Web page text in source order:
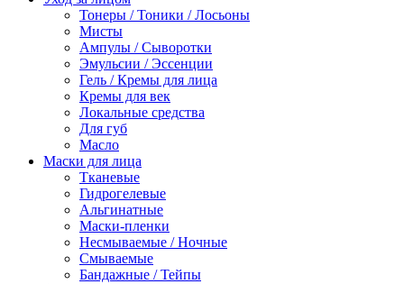
Тонеры / Тоники / Лосьоны
Мисты
Ампулы / Сыворотки
Эмульсии / Эссенции
Гель / Кремы для лица
Кремы для век
Локальные средства
Для губ
Масло
Маски для лица
Тканевые
Гидрогелевые
Альгинатные
Маски-пленки
Несмываемые / Ночные
Смываемые
Бандажные / Тейпы